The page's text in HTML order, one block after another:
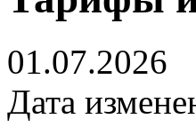
01.07.2026
Дата